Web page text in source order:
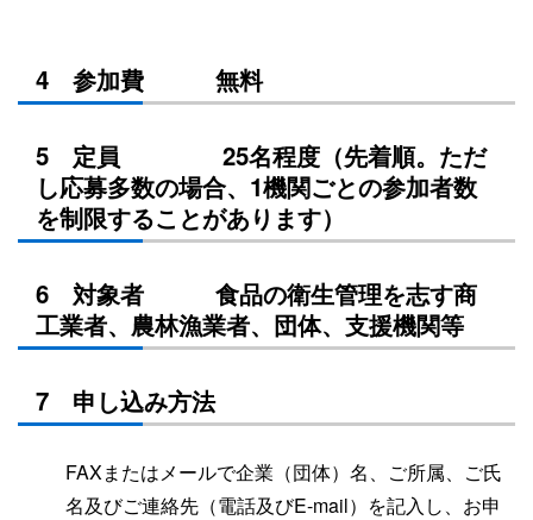
4 参加費 無料
5 定員 25名程度（先着順。ただ
し応募多数の場合、1機関ごとの参加者数
を制限することがあります）
6 対象者 食品の衛生管理を志す商
工業者、農林漁業者、団体、支援機関等
7 申し込み方法
FAXまたはメールで企業（団体）名、ご所属、ご氏
名及びご連絡先（電話及びE-mail）を記入し、お申